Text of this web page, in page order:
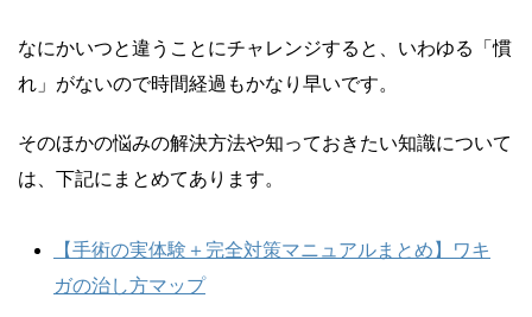
なにかいつと違うことにチャレンジすると、いわゆる「慣
れ」がないので時間経過もかなり早いです。
そのほかの悩みの解決方法や知っておきたい知識について
は、下記にまとめてあります。
【手術の実体験＋完全対策マニュアルまとめ】ワキ
ガの治し方マップ